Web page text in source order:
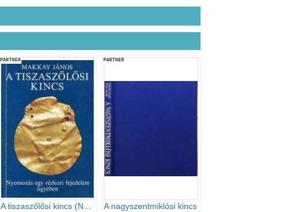
PARTNER
A tiszaszőlősi kincs (Nyomozás egy rézkori fejedelem ügyében)
PARTNER
A nagyszentmiklósi kincs